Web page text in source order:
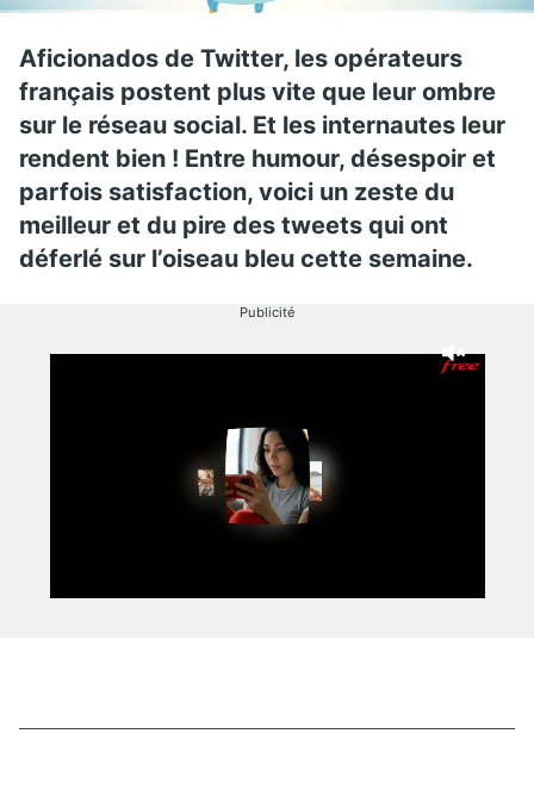
Aficionados de Twitter, les opérateurs
français postent plus vite que leur ombre
sur le réseau social. Et les internautes leur
rendent bien ! Entre humour, désespoir et
parfois satisfaction, voici un zeste du
meilleur et du pire des tweets qui ont
déferlé sur l’oiseau bleu cette semaine.
Publicité